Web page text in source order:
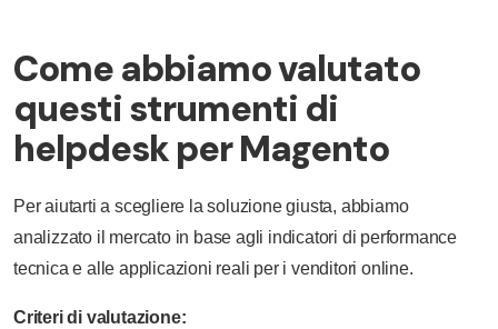
Come abbiamo valutato
questi strumenti di
helpdesk per Magento
Per aiutarti a scegliere la soluzione giusta, abbiamo
analizzato il mercato in base agli indicatori di performance
tecnica e alle applicazioni reali per i venditori online.
Criteri di valutazione: